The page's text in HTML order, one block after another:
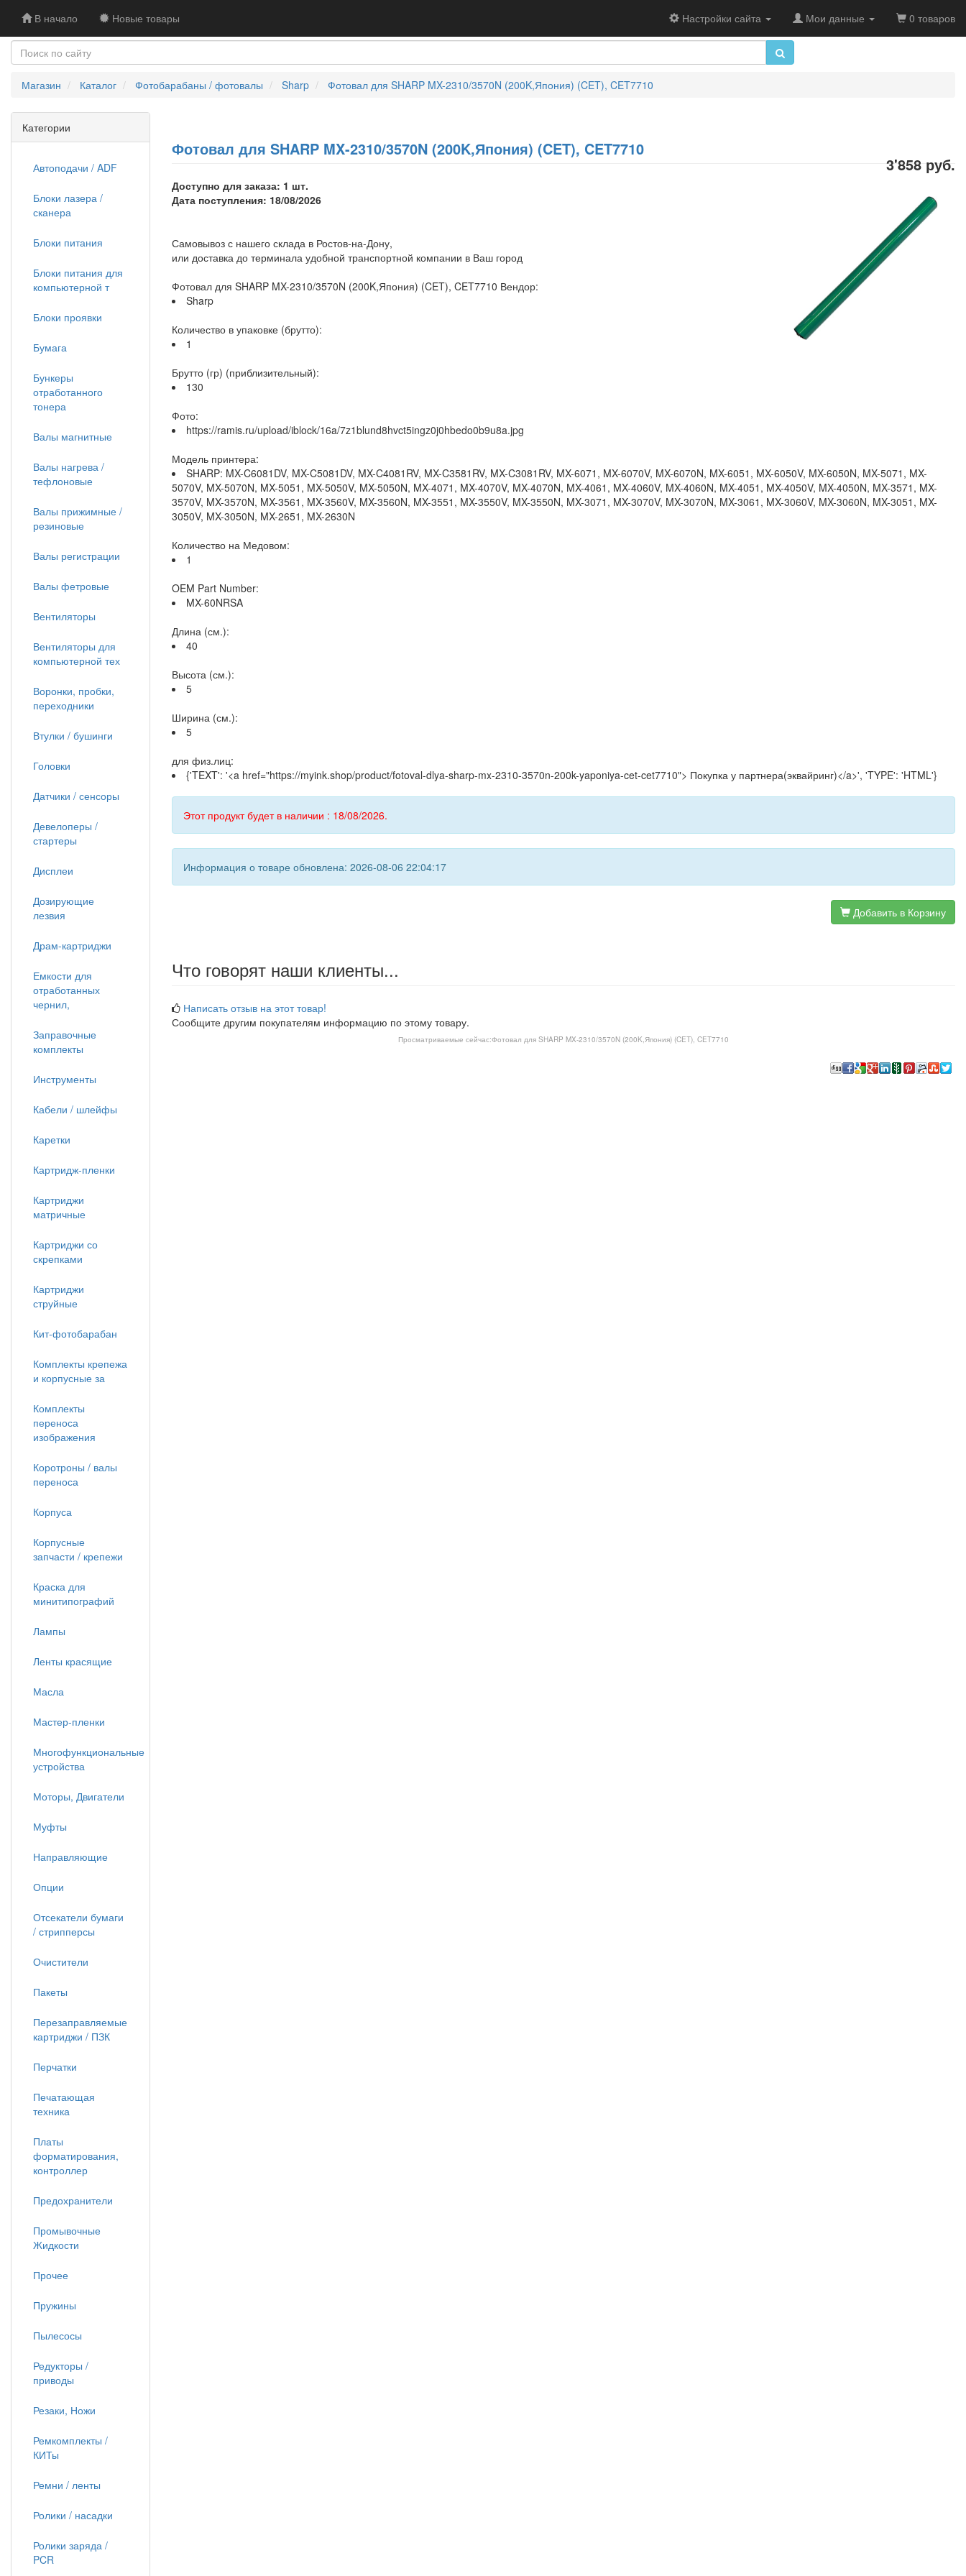
В начало Новые товары Настройки сайта Мои данные 0 товаров
Магазин Каталог Фотобарабаны / фотовалы Sharp Фотовал для SHARP MX-2310/3570N (200K,Япония) (CET), CET7710
Фотовал для SHARP MX-2310/3570N (200K,Япония) (CET), CET7710
3'858 руб.
Доступно для заказа: 1 шт.
Дата поступления: 18/08/2026
Самовывоз с нашего склада в Ростов-на-Дону,
или доставка до терминала удобной транспортной компании в Ваш город
Фотовал для SHARP MX-2310/3570N (200K,Япония) (CET), CET7710 Вендор:
Sharp
Количество в упаковке (брутто):
1
Брутто (гр) (приблизительный):
130
Фото:
https://ramis.ru/upload/iblock/16a/7z1blund8hvct5ingz0j0hbedo0b9u8a.jpg
Модель принтера:
SHARP: MX-C6081DV, MX-C5081DV, MX-C4081RV, MX-C3581RV, MX-C3081RV, MX-6071, MX-6070V, MX-6070N, MX-6051, MX-6050V, MX-6050N, MX-5071, MX-
5070V, MX-5070N, MX-5051, MX-5050V, MX-5050N, MX-4071, MX-4070V, MX-4070N, MX-4061, MX-4060V, MX-4060N, MX-4051, MX-4050V, MX-4050N, MX-3571, MX-
3570V, MX-3570N, MX-3561, MX-3560V, MX-3560N, MX-3551, MX-3550V, MX-3550N, MX-3071, MX-3070V, MX-3070N, MX-3061, MX-3060V, MX-3060N, MX-3051, MX-
3050V, MX-3050N, MX-2651, MX-2630N
Количество на Медовом:
1
OEM Part Number:
MX-60NRSA
Длина (см.):
40
Высота (см.):
5
Ширина (см.):
5
для физ.лиц:
{'TEXT': '<a href="https://myink.shop/product/fotoval-dlya-sharp-mx-2310-3570n-200k-yaponiya-cet-cet7710"> Покупка у партнера(эквайринг)</a>', 'TYPE': 'HTML'}
Этот продукт будет в наличии : 18/08/2026.
Информация о товаре обновлена: 2026-08-06 22:04:17
Добавить в Корзину
Что говорят наши клиенты...
Написать отзыв на этот товар!
Сообщите другим покупателям информацию по этому товару.
Просматриваемые сейчас:Фотовал для SHARP MX-2310/3570N (200K,Япония) (CET), CET7710
Категории
Автоподачи / ADF
Блоки лазера /
сканера
Блоки питания
Блоки питания для
компьютерной т
Блоки проявки
Бумага
Бункеры
отработанного
тонера
Валы магнитные
Валы нагрева /
тефлоновые
Валы прижимные /
резиновые
Валы регистрации
Валы фетровые
Вентиляторы
Вентиляторы для
компьютерной тех
Воронки, пробки,
переходники
Втулки / бушинги
Головки
Датчики / сенсоры
Девелоперы /
стартеры
Дисплеи
Дозирующие
лезвия
Драм-картриджи
Емкости для
отработанных
чернил,
Заправочные
комплекты
Инструменты
Кабели / шлейфы
Каретки
Картридж-пленки
Картриджи
матричные
Картриджи со
скрепками
Картриджи
струйные
Кит-фотобарабан
Комплекты крепежа
и корпусные за
Комплекты
переноса
изображения
Коротроны / валы
переноса
Корпуса
Корпусные
запчасти / крепежи
Краска для
минитипографий
Лампы
Ленты красящие
Масла
Мастер-пленки
Многофункциональные
устройства
Моторы, Двигатели
Муфты
Направляющие
Опции
Отсекатели бумаги
/ стрипперсы
Очистители
Пакеты
Перезаправляемые
картриджи / ПЗК
Перчатки
Печатающая
техника
Платы
форматирования,
контроллер
Предохранители
Промывочные
Жидкости
Прочее
Пружины
Пылесосы
Редукторы /
приводы
Резаки, Ножи
Ремкомплекты /
КИТы
Ремни / ленты
Ролики / насадки
Ролики заряда /
PCR